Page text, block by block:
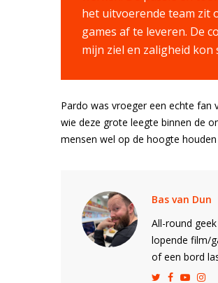
het uitvoerende team zit
games af te leveren. De
mijn ziel en zaligheid
Pardo was vroeger een echte
wie deze grote leegte binnen de
mensen wel op de hoogte
Bas van Dun
All-round
lopende film/
of een bord